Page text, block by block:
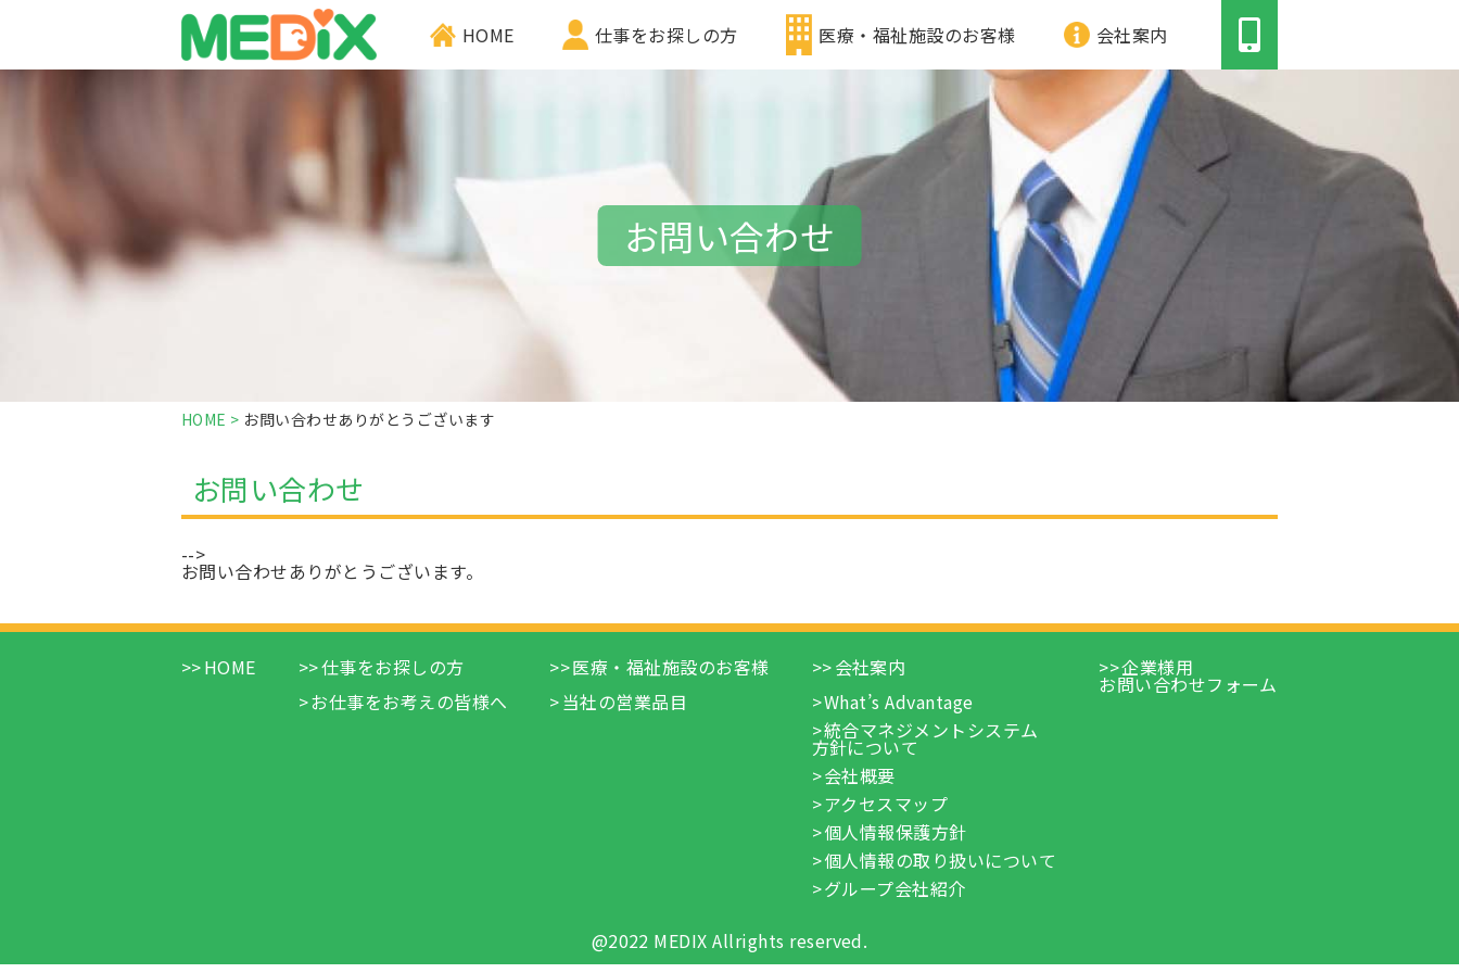
HOME 仕事をお探しの方 医療・福祉施設のお客様 会社案内
お問い合わせ
HOME > お問い合わせありがとうございます
お問い合わせ
-->
お問い合わせありがとうございます。
HOME
仕事をお探しの方
お仕事をお考えの皆様へ
医療・福祉施設のお客様
当社の営業品目
会社案内
What’s Advantage
統合マネジメントシステム
方針について
会社概要
アクセスマップ
個人情報保護方針
個人情報の取り扱いについて
グループ会社紹介
企業様用
お問い合わせフォーム
@2022 MEDIX Allrights reserved.